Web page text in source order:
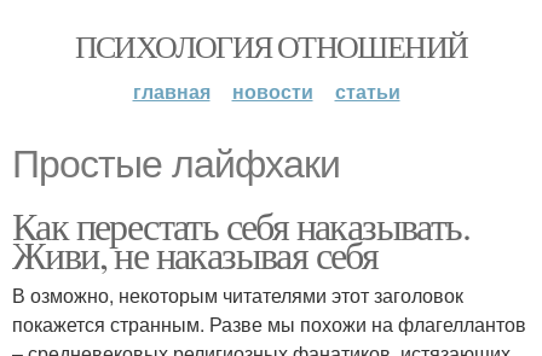
ПСИХОЛОГИЯ ОТНОШЕНИЙ
главная новости статьи
Простые лайфхаки
Как перестать себя наказывать.
Живи, не наказывая себя
В озможно, некоторым читателями этот заголовок
покажется странным. Разве мы похожи на флагеллантов